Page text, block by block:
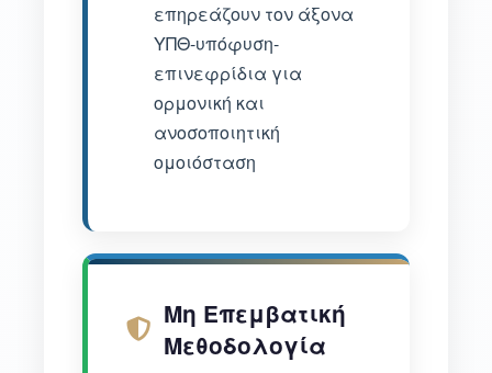
επηρεάζουν τον άξονα
ΥΠΘ-υπόφυση-
επινεφρίδια για
ορμονική και
ανοσοποιητική
ομοιόσταση
Μη Επεμβατική
Μεθοδολογία